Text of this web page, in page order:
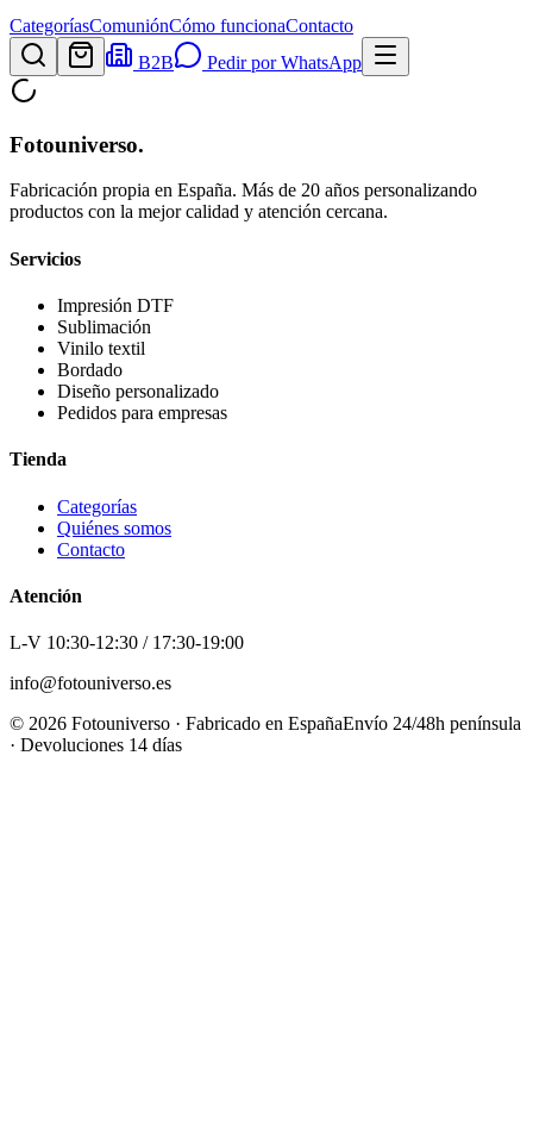
CategoríasComuniónCómo funcionaContacto
B2B
Pedir por WhatsApp
Fotouniverso.
Fabricación propia en España. Más de 20 años personalizando
productos con la mejor calidad y atención cercana.
Servicios
Impresión DTF
Sublimación
Vinilo textil
Bordado
Diseño personalizado
Pedidos para empresas
Tienda
Categorías
Quiénes somos
Contacto
Atención
L-V 10:30-12:30 / 17:30-19:00
info@fotouniverso.es
© 2026 Fotouniverso · Fabricado en EspañaEnvío 24/48h península
· Devoluciones 14 días